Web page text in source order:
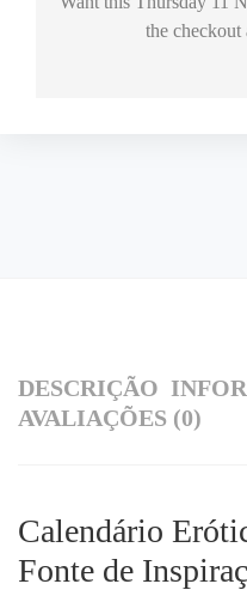
the
DESCRIÇÃO
AVALIAÇÕES (0)
Calendário
Fonte de